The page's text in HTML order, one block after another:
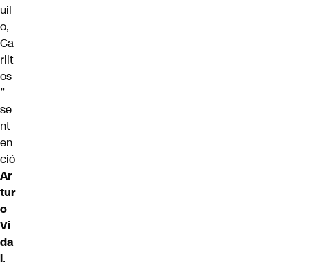
uil
o,
Ca
rlit
os
”
se
nt
en
ció
Ar
tur
o
Vi
da
l.